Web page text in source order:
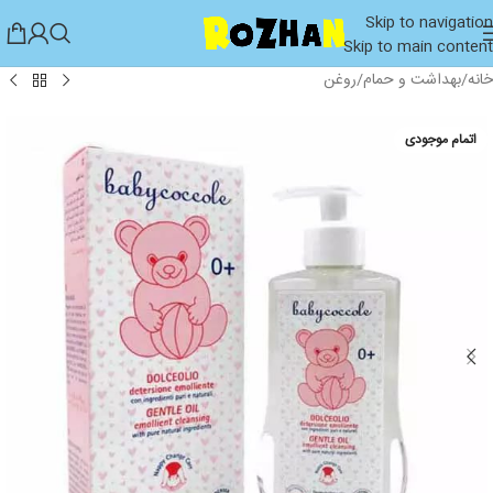
Skip to navigation
Skip to main content
خانه/بهداشت و حمام/روغن
اتمام موجودی